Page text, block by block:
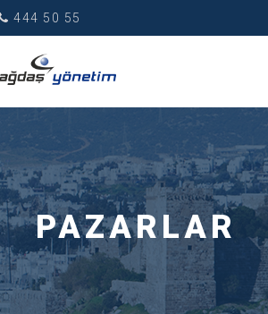
444 50 55
PAZARLAR